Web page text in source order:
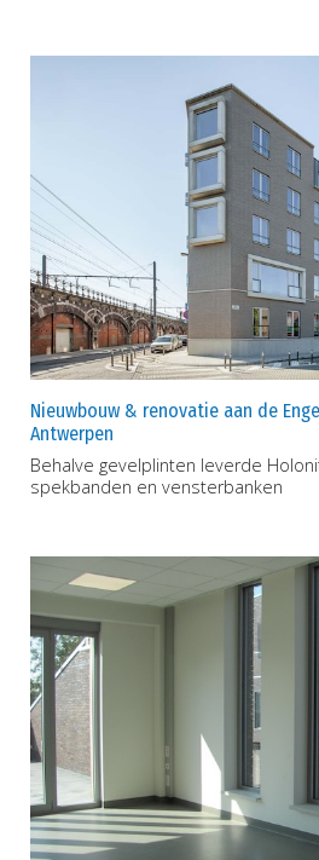
Nieuwbouw & renovatie aan de
Antwerpen
Behalve gevelplinten leverde
spekbanden en vensterbanken